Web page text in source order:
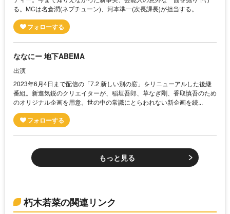
る。MCは名倉潤(ネプチューン)、河本準一(次長課長)が担当する。
ななにー 地下ABEMA
出演
2023年6月4日まで配信の「7.2 新しい別の窓」をリニューアルした後継
番組。新進気鋭のクリエイターが、稲垣吾郎、草なぎ剛、香取慎吾のため
のオリジナル企画を用意。世の中の常識にとらわれない新企画を続...
もっと見る
朽木若菜の関連リンク